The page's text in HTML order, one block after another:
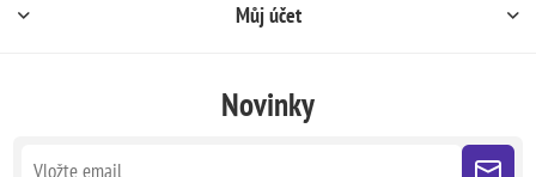
Můj účet
Novinky